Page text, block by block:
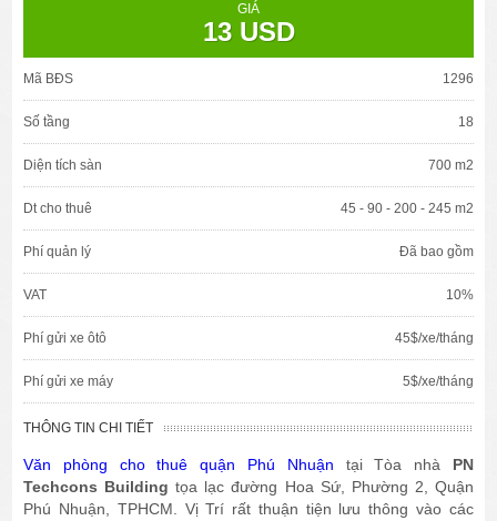
GIÁ
13 USD
Mã BĐS 1296
Số tầng 18
Diện tích sàn 700 m2
Dt cho thuê 45 - 90 - 200 - 245 m2
Phí quản lý Đã bao gồm
VAT 10%
Phí gửi xe ôtô 45$/xe/tháng
Phí gửi xe máy 5$/xe/tháng
THÔNG TIN CHI TIẾT
Văn phòng cho thuê quận Phú Nhuận tại Tòa nhà PN
Techcons Building tọa lạc đường Hoa Sứ, Phường 2, Quận
Phú Nhuận, TPHCM. Vị Trí rất thuận tiện lưu thông vào các